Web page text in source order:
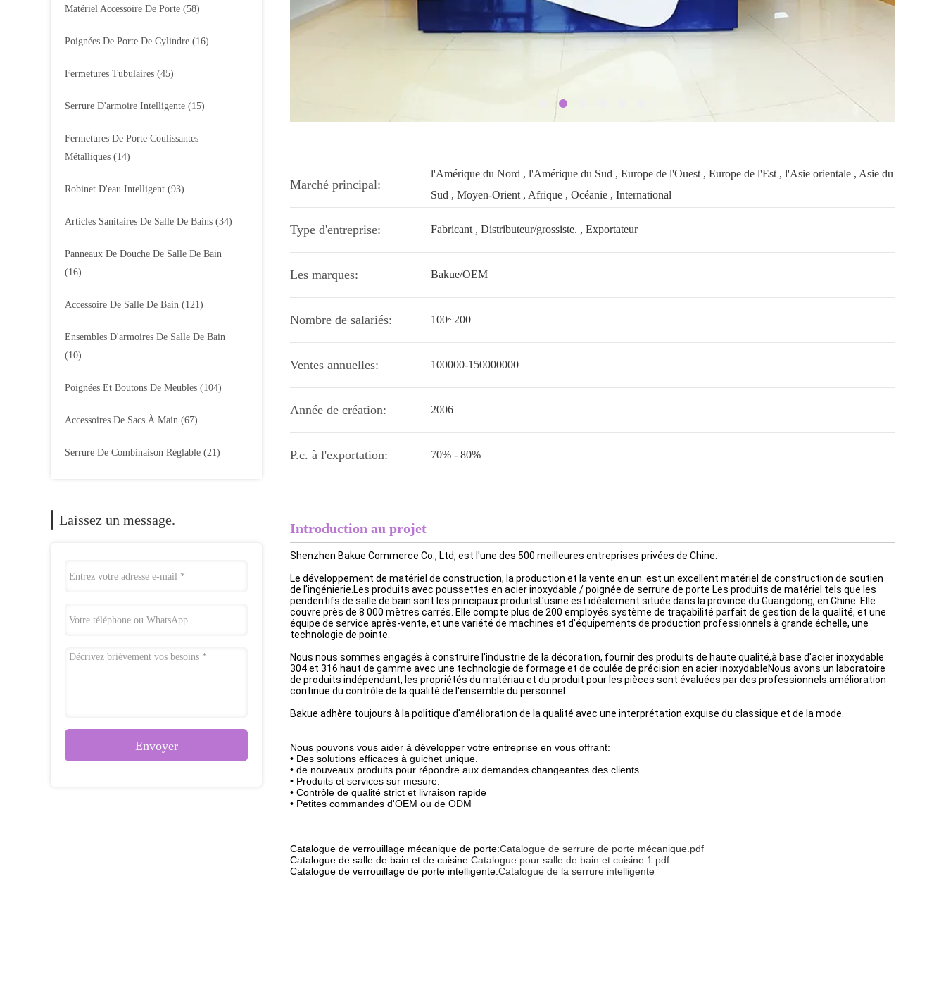
Matériel Accessoire De Porte (58)
Poignées De Porte De Cylindre (16)
Fermetures Tubulaires (45)
Serrure D'armoire Intelligente (15)
Fermetures De Porte Coulissantes
Métalliques (14)
Robinet D'eau Intelligent (93)
Articles Sanitaires De Salle De Bains (34)
Panneaux De Douche De Salle De Bain
(16)
Accessoire De Salle De Bain (121)
Ensembles D'armoires De Salle De Bain
(10)
Poignées Et Boutons De Meubles (104)
Accessoires De Sacs À Main (67)
Serrure De Combinaison Réglable (21)
Laissez un message.
Envoyer
Marché principal:
l'Amérique du Nord , l'Amérique du Sud , Europe de l'Ouest , Europe de l'Est , l'Asie orientale , Asie du
Sud , Moyen-Orient , Afrique , Océanie , International
Type d'entreprise: Fabricant , Distributeur/grossiste. , Exportateur
Les marques: Bakue/OEM
Nombre de salariés: 100~200
Ventes annuelles: 100000-150000000
Année de création: 2006
P.c. à l'exportation: 70% - 80%
Introduction au projet
Shenzhen Bakue Commerce Co., Ltd, est l'une des 500 meilleures entreprises privées de Chine.
Le développement de matériel de construction, la production et la vente en un. est un excellent matériel de construction de soutien
de l'ingénierie.Les produits avec poussettes en acier inoxydable / poignée de serrure de porte Les produits de matériel tels que les
pendentifs de salle de bain sont les principaux produitsL'usine est idéalement située dans la province du Guangdong, en Chine. Elle
couvre près de 8 000 mètres carrés. Elle compte plus de 200 employés.système de traçabilité parfait de gestion de la qualité, et une
équipe de service après-vente, et une variété de machines et d'équipements de production professionnels à grande échelle, une
technologie de pointe.
Nous nous sommes engagés à construire l'industrie de la décoration, fournir des produits de haute qualité,à base d'acier inoxydable
304 et 316 haut de gamme avec une technologie de formage et de coulée de précision en acier inoxydableNous avons un laboratoire
de produits indépendant, les propriétés du matériau et du produit pour les pièces sont évaluées par des professionnels.amélioration
continue du contrôle de la qualité de l'ensemble du personnel.
Bakue adhère toujours à la politique d'amélioration de la qualité avec une interprétation exquise du classique et de la mode.
Nous pouvons vous aider à développer votre entreprise en vous offrant:
• Des solutions efficaces à guichet unique.
• de nouveaux produits pour répondre aux demandes changeantes des clients.
• Produits et services sur mesure.
• Contrôle de qualité strict et livraison rapide
• Petites commandes d'OEM ou de ODM
Catalogue de verrouillage mécanique de porte:Catalogue de serrure de porte mécanique.pdf
Catalogue de salle de bain et de cuisine:Catalogue pour salle de bain et cuisine 1.pdf
Catalogue de verrouillage de porte intelligente:Catalogue de la serrure intelligente